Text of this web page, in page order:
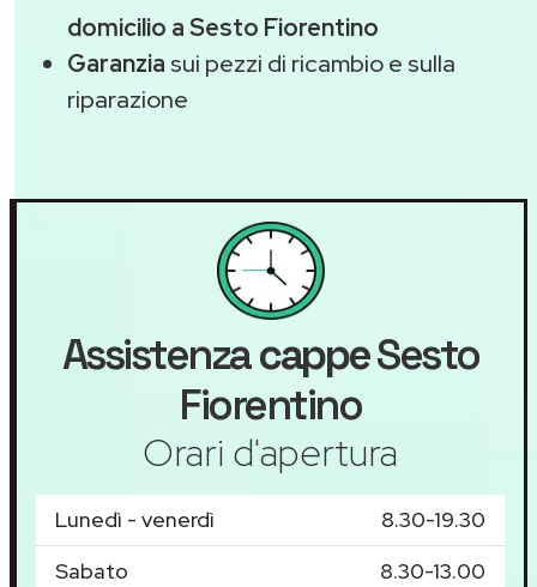
domicilio a Sesto Fiorentino
Garanzia sui pezzi di ricambio e sulla
riparazione
AssistenzacappeSesto
Fiorentino
Orari d'apertura
Lunedì - venerdì
8.30-19.30
Sabato
8.30-13.00